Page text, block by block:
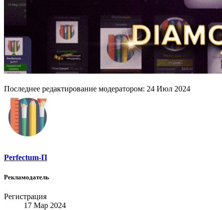
Последнее редактирование модератором: 24 Июл 2024
Perfectum-П
Рекламодатель
Регистрация
17 Мар 2024